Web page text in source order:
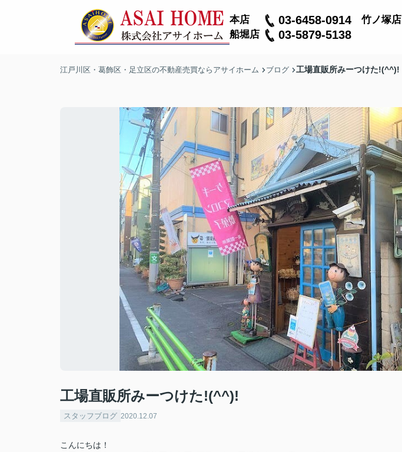
本店 03-6458-0914 竹ノ塚店
船堀店 03-5879-5138
江戸川区・葛飾区・足立区の不動産売買ならアサイホーム ブログ 工場直販所みーつけた!(^^)!
工場直販所みーつけた!(^^)!
スタッフブログ 2020.12.07
こんにちは！